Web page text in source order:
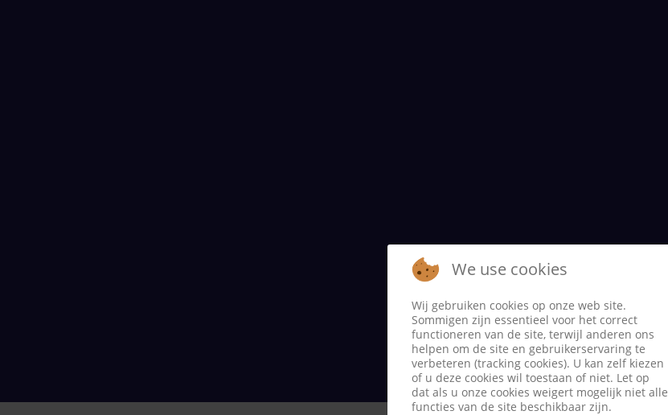
We use cookies
Wij gebruiken cookies op onze web site.
Sommigen zijn essentieel voor het correct
functioneren van de site, terwijl anderen ons
helpen om de site en gebruikerservaring te
verbeteren (tracking cookies). U kan zelf kiezen
of u deze cookies wil toestaan of niet. Let op
dat als u onze cookies weigert mogelijk niet alle
functies van de site beschikbaar zijn.